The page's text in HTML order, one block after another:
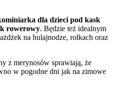
dla dzieci pod kask
rowerowy. Będzie też idealnym
na hulajnodze, rolkach oraz
z merynosów sprawiają, że
w pogodne dni jak na zimowe